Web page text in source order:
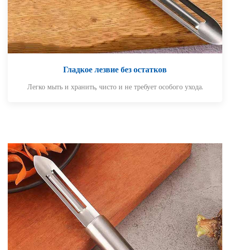
Гладкое лезвие без остатков
Легко мыть и хранить, чисто и не требует особого ухода.